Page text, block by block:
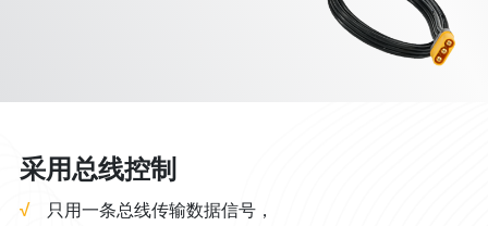
采用总线控制
√只用一条总线传输数据信号，